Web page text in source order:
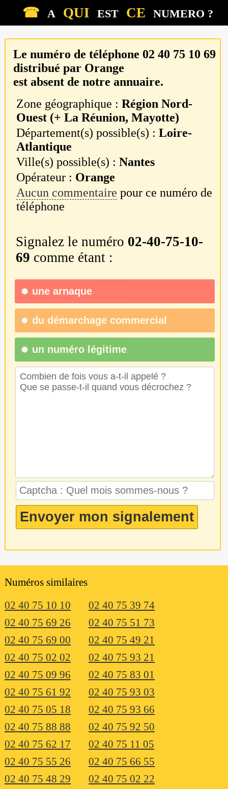
☎ A QUI EST CE NUMERO ?
Le numéro de téléphone 02 40 75 10 69
distribué par Orange
est absent de notre annuaire.
Zone géographique :Région Nord-
Ouest (+ La Réunion, Mayotte)
Département(s) possible(s) :Loire-
Atlantique
Ville(s) possible(s) :Nantes
Opérateur : Orange
Aucun commentaire pour ce numéro de
téléphone
Signalez le numéro 02-40-75-10-
69 comme étant :
une arnaque
du démarchage commercial
un numéro légitime
Numéros similaires
02 40 75 10 10
02 40 75 39 74
02 40 75 69 26
02 40 75 51 73
02 40 75 69 00
02 40 75 49 21
02 40 75 02 02
02 40 75 93 21
02 40 75 09 96
02 40 75 83 01
02 40 75 61 92
02 40 75 93 03
02 40 75 05 18
02 40 75 93 66
02 40 75 88 88
02 40 75 92 50
02 40 75 62 17
02 40 75 11 05
02 40 75 55 26
02 40 75 66 55
02 40 75 48 29
02 40 75 02 22